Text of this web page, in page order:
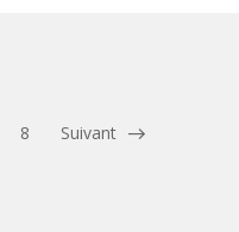
8 Suivant